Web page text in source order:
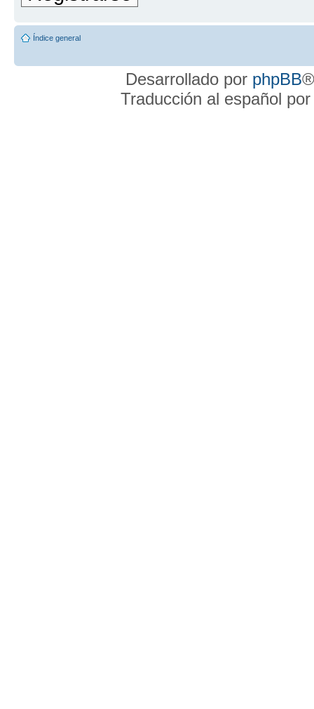
Índice general
Desarrollado por phpBB
Traducción al español